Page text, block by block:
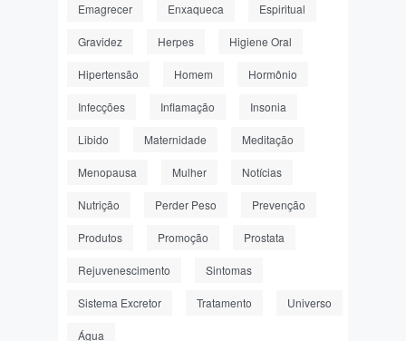
Emagrecer Enxaqueca Espiritual
Gravidez Herpes Higiene Oral
Hipertensão Homem Hormônio
Infecções Inflamação Insonia
Libido Maternidade Meditação
Menopausa Mulher Notícias
Nutrição Perder Peso Prevenção
Produtos Promoção Prostata
Rejuvenescimento Sintomas
Sistema Excretor Tratamento Universo
Água